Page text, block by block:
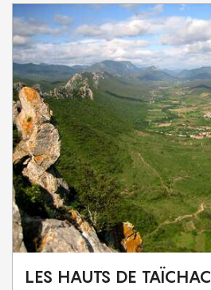
LES HAUTS DE TAÏCHAC